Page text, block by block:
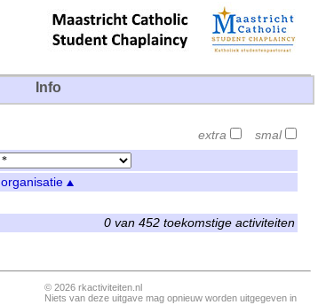
Info
extra smal
organisatie
0 van 452 toekomstige activiteiten
© 2026 rkactiviteiten.nl
Niets van deze uitgave mag opnieuw worden uitgegeven in